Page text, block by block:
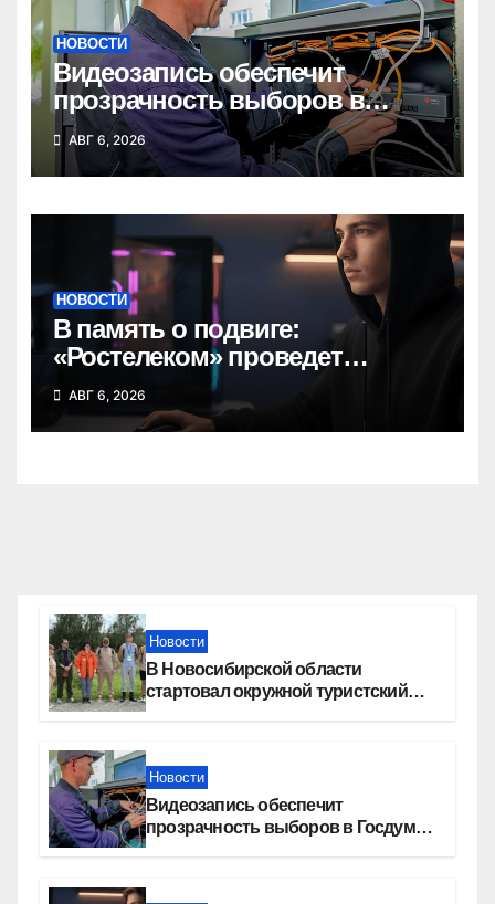
НОВОСТИ
Видеозапись обеспечит
прозрачность выборов в
Госдуму в Новосибирской
области
АВГ 6, 2026
НОВОСТИ
В память о подвиге:
«Ростелеком» проведет
кибертурнир «Битва за
Москву»
АВГ 6, 2026
Новости
В Новосибирской области
стартовал окружной туристский
Новости
Видеозапись обеспечит
прозрачность выборов в Госдуму